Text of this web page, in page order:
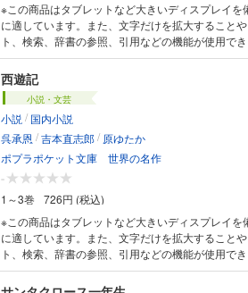
※この商品はタブレットなど大きいディスプレイを
に適しています。また、文字だけを拡大すること
ト、検索、辞書の参照、引用などの機能が使用できません。 ず
ように暮らしてきたねこのゴロジ。ぼくの家族が
日、ゴロジがきえた。ぼくたちに、あいさつもなく
いまま引越しの時が近づいて・・・。「ぼく」のゴ
る、心温まる1冊。
西遊記
小説・文芸
小説 / 国内小説
呉承恩 /吉本直志郎/ 原ゆたか
ポプラポケット文庫 世界の名作
-
1～3巻
726円 (税込)
※この商品はタブレットなど大きいディスプレイを
に適しています。また、文字だけを拡大すること
ト、検索、辞書の参照、引用などの機能が使用できません。 四
こまれた花果山という島山のてっぺんに、とてつ
っていた。ある日、その石がぱかっとわれて、一ぴ